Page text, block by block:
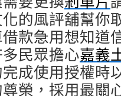
的風評舖幫你
款急用想知道
民眾擔心嘉義
成使用授權時
榮，採用最關